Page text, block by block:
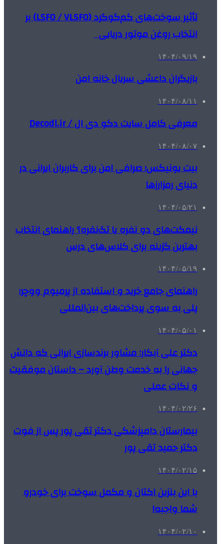
تأثیر سوخت‌های کم‌گوگرد (LSFO / VLSFO) بر
انتخاب روغن موتور دریایی
۱۴۰۴/۰۹/۱۹
بازیگران داعشی سریال خانه امن
۱۴۰۴/۰۸/۱۱
معرفی کامل سایت دکو دی ال / Decodl.ir
۱۴۰۴/۰۸/۰۷
بیت یونیکس؛ صرافی امن برای کاربران ایرانی در
دنیای رمزارزها
۱۴۰۴/۰۵/۲۱
نیمکت‌های دو نفره یا تک‌نفره؟ راهنمای انتخاب
بهترین گزینه برای کلاس‌های درس
۱۴۰۴/۰۵/۱۹
راهنمای جامع خرید و استفاده از پرمیوم ووچر؛
پلی به سوی پرداخت‌های بین‌المللی
۱۴۰۴/۰۵/۰۱
دکتر علی آبکار: مشاور برندسازی ایرانی که دانش
جهانی را به خدمت وطن آورد – داستان موفقیت
و نکات عملی
۱۴۰۴/۰۲/۲۶
بیمارستان دامپزشکی دکتر تقی پور پس از فوت
دکتر حمید تقی پور
۱۴۰۴/۰۲/۱۵
با این بنزین اکتان و مکمل سوخت برای خودرو
شما واجبه!
۱۴۰۴/۰۲/۱۰